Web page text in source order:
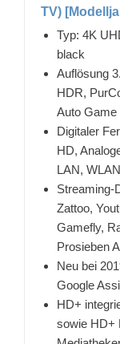
TV)
Typ: 4K
black
Auflösung
HDR,
Auto Game
Digitaler
HD,
LAN,
Streaming-
Zattoo,
Gamefly,
Prosieben
Neu bei
Google
HD+
sowie HD+